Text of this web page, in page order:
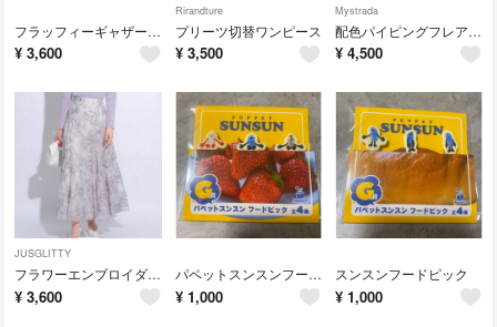
フラッフィーギャザースカート
¥ 3,600
Rirandture
プリーツ切替ワンピース
¥ 3,500
Mystrada
配色パイピングフレアワンピース
¥ 4,500
JUSGLITTY
フラワーエンブロイダリースカート
¥ 3,600
パペットスンスンフードピック
¥ 1,000
スンスンフードピック
¥ 1,000